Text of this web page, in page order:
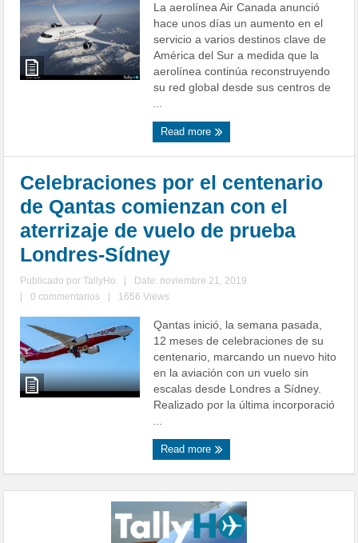
La aerolínea Air Canada anunció
hace unos días un aumento en el
servicio a varios destinos clave de
América del Sur a medida que la
aerolínea continúa reconstruyendo
su red global desde sus centros de
...
Read more
Celebraciones por el centenario
de Qantas comienzan con el
aterrizaje de vuelo de prueba
Londres-Sídney
Publicado porTallyHo
Date: noviembre 21, 2019
0 commentarios 1656 Views
Qantas inició, la semana pasada,
12 meses de celebraciones de su
centenario, marcando un nuevo hito
en la aviación con un vuelo sin
escalas desde Londres a Sídney.
Realizado por la última incorporació
...
Read more